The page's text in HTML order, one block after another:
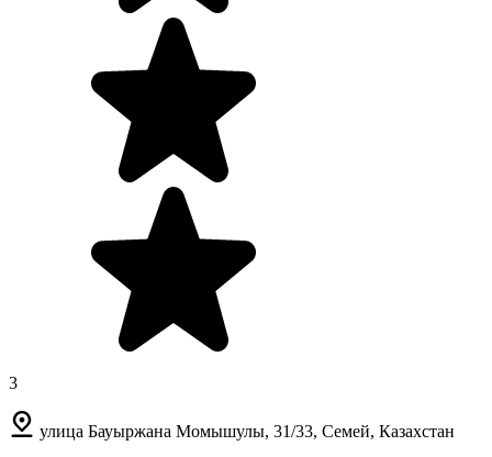
3
улица Бауыржана Момышулы, 31/33, Семей, Казахстан